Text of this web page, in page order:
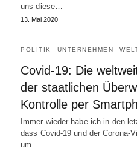
uns diese…
13. Mai 2020
POLITIK UNTERNEHMEN
Covid-19: Die
der staatlichen
Kontrolle per
Immer wieder habe ich in den
dass Covid-19 und der Corona-
um…